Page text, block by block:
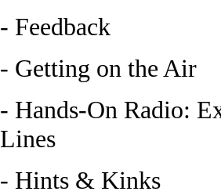
- Feedback
- Getting on the Air
- Hands-On Radio:
Lines
- Hints & Kinks